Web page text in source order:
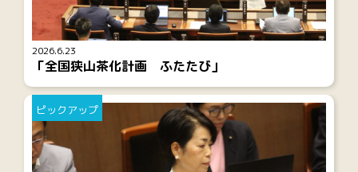
2026.6.23
「全国狭山茶化計画 ふたたび」
ピックアップ